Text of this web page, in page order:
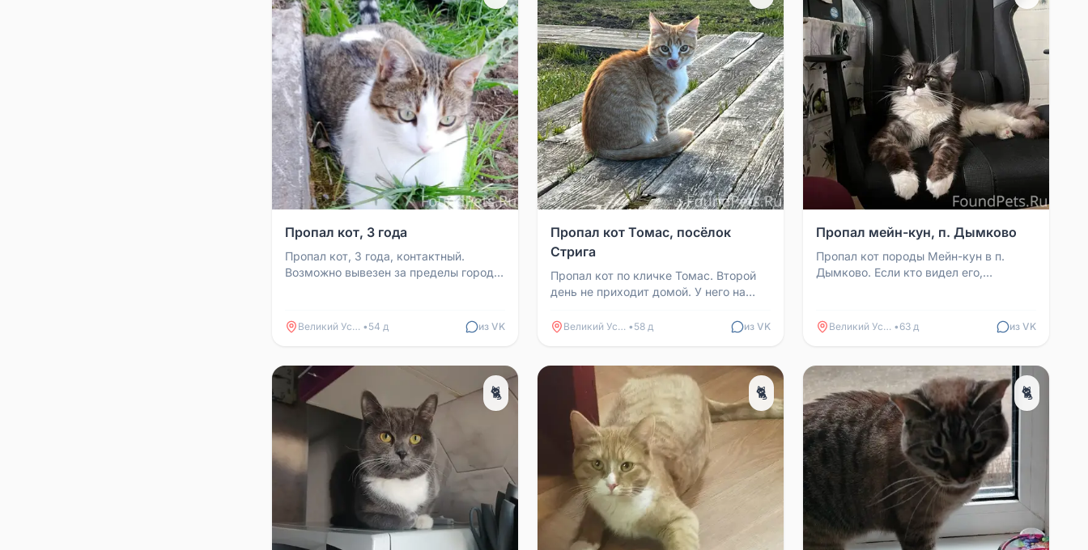
Пропал кот, 3 года
Пропал кот, 3 года, контактный.
Возможно вывезен за пределы города.
Великий Устюг • 54 д из VK
Пропал кот Томас, посёлок
Стрига
Пропал кот по кличке Томас. Второй
день не приходит домой. У него на
то видел, отпишит...
Великий Устюг • 58 д из VK
Пропал мейн-кун, п. Дымково
Пропал кот породы Мейн-кун в п.
Дымково. Если кто видел его,
Великий Устюг •63 д из VK
🐈 🐈 🐈